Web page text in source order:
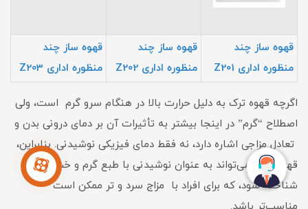
قهوه ساز چند
منظوره اداری Z201
قهوه ساز چند
منظوره اداری Z202
قهوه ساز چند
منظوره اداری Z203
اگرچه قهوه ترک به دلیل حرارت بالا در هنگام سرو گرم است، ولی
اصطلاح “گرم” در اینجا بیشتر به تأثیرات آن بر دمای درونی بدن و
تعادل مزاجی اشاره دارد، نه فقط دمای فیزیکی نوشیدنی. بنابراین،
قهوه ترک می‌تواند به عنوان نوشیدنی با طبع گرم و خشک
شناخته شود، که برای افراد با مزاج سرد و تر ممکن است